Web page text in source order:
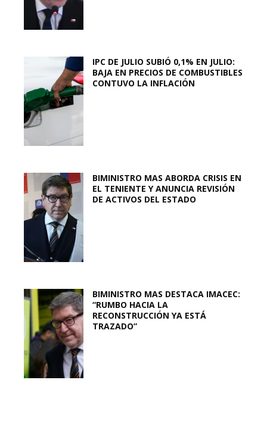
IPC DE JULIO SUBIÓ 0,1% EN JULIO:
BAJA EN PRECIOS DE COMBUSTIBLES
CONTUVO LA INFLACIÓN
BIMINISTRO MAS ABORDA CRISIS EN
EL TENIENTE Y ANUNCIA REVISIÓN
DE ACTIVOS DEL ESTADO
BIMINISTRO MAS DESTACA IMACEC:
“RUMBO HACIA LA
RECONSTRUCCIÓN YA ESTÁ
TRAZADO”